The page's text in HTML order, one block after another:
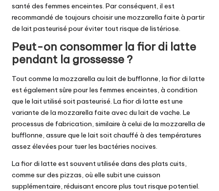
santé des femmes enceintes. Par conséquent, il est
recommandé de toujours choisir une mozzarella faite à partir
de lait pasteurisé pour éviter tout risque de listériose.
Peut-on consommer la fior di latte
pendant la grossesse ?
Tout comme la mozzarella au lait de bufflonne, la fior di latte
est également sûre pour les femmes enceintes, à condition
que le lait utilisé soit pasteurisé. La fior di latte est une
variante de la mozzarella faite avec du lait de vache. Le
processus de fabrication, similaire à celui de la mozzarella de
bufflonne, assure que le lait soit chauffé à des températures
assez élevées pour tuer les bactéries nocives.
La fior di latte est souvent utilisée dans des plats cuits,
comme sur des pizzas, où elle subit une cuisson
supplémentaire, réduisant encore plus tout risque potentiel.